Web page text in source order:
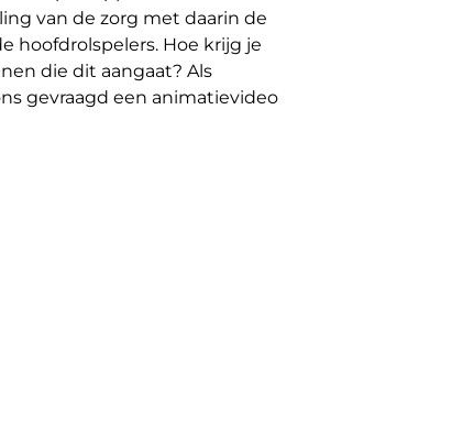
van de zorg met daarin de
hoofdrolspelers. Hoe krijg je
die dit aangaat? Als
gevraagd een animatievideo